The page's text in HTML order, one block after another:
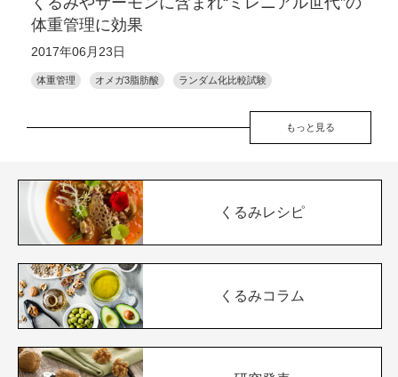
体重管理に効果
2017年06月23日
体重管理 オメガ3脂肪酸 ランダム化比較試験
もっと見る
くるみレシピ
くるみコラム